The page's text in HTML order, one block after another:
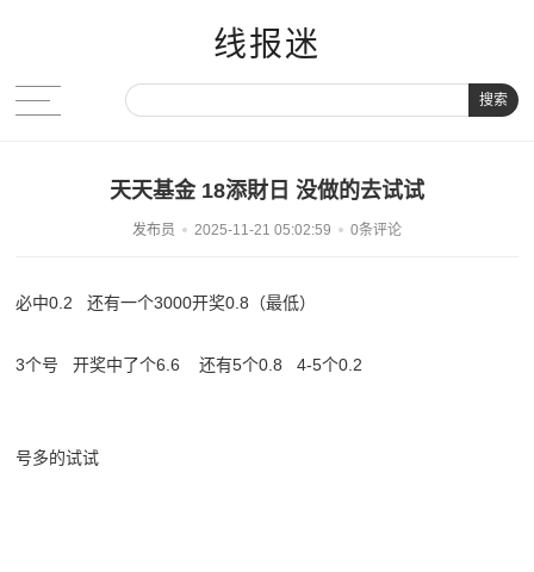
线报迷
搜索
天天基金 18添財日 没做的去试试
发布员 2025-11-21 05:02:59 0条评论
必中0.2 还有一个3000开奖0.8（最低）
3个号 开奖中了个6.6 还有5个0.8 4-5个0.2
号多的试试